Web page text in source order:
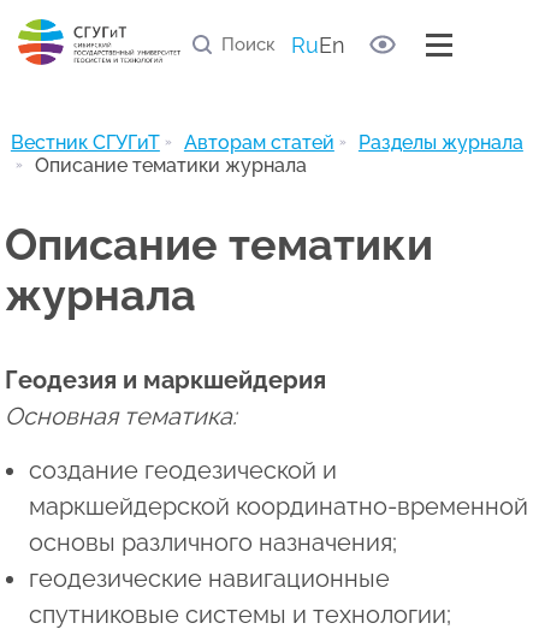
RuEn
Правила рецензирования статей
Список научных рецензентов
Полезные ссылки
Вестник СГУГиТ Авторам статей
Разделы журнала
Описание тематики журнала
Описание тематики
журнала
Геодезия и маркшейдерия
Основная тематика:
создание геодезической и
маркшейдерской координатно-временной
основы различного назначения;
геодезические навигационные
спутниковые системы и технологии;